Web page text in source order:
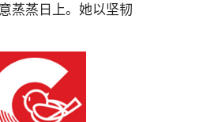
蒸蒸日上。她以坚韧